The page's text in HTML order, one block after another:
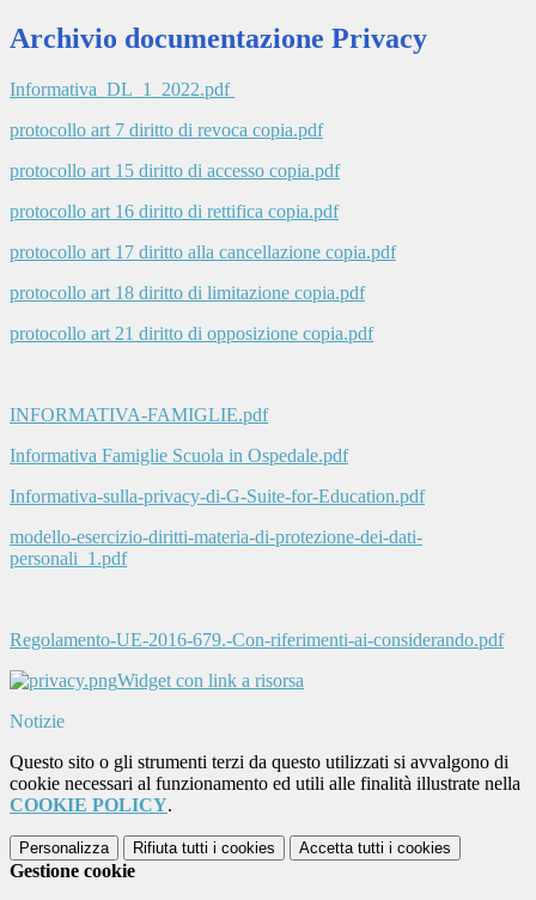
Archivio documentazione Privacy
Informativa_DL_1_2022.pdf
protocollo art 7 diritto di revoca copia.pdf
protocollo art 15 diritto di accesso copia.pdf
protocollo art 16 diritto di rettifica copia.pdf
protocollo art 17 diritto alla cancellazione copia.pdf
protocollo art 18 diritto di limitazione copia.pdf
protocollo art 21 diritto di opposizione copia.pdf
INFORMATIVA-FAMIGLIE.pdf
Informativa Famiglie Scuola in Ospedale.pdf
Informativa-sulla-privacy-di-G-Suite-for-Education.pdf
modello-esercizio-diritti-materia-di-protezione-dei-dati-
personali_1.pdf
Regolamento-UE-2016-679.-Con-riferimenti-ai-considerando.pdf
Widget con link a risorsa
Notizie
Questo sito o gli strumenti terzi da questo utilizzati si avvalgono di
cookie necessari al funzionamento ed utili alle finalità illustrate nella
COOKIE POLICY.
Personalizza Rifiuta tutti i cookies Accetta tutti i cookies
Gestione cookie